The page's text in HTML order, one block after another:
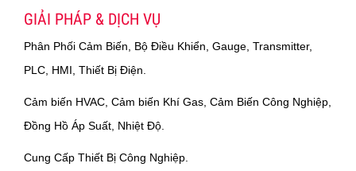
GIẢI PHÁP & DỊCH VỤ
Phân Phối Cảm Biến, Bộ Điều Khiển, Gauge, Transmitter,
PLC, HMI, Thiết Bị Điện.
Cảm biến HVAC, Cảm biến Khí Gas, Cảm Biến Công Nghiệp,
Đồng Hồ Áp Suất, Nhiệt Độ.
Cung Cấp Thiết Bị Công Nghiệp.